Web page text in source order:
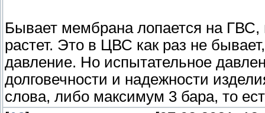
Бывает мембрана лопается на
растет. Это в ЦВС как раз не
давление. Но испытательное
долговечности и надежности
слова, либо максимум 3 бара, то